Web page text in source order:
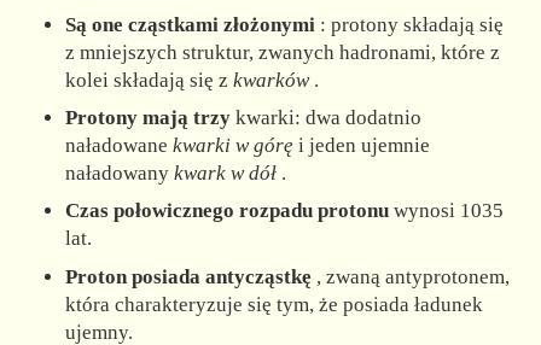
Są one cząstkami złożonymi : protony składają się
z mniejszych struktur, zwanych hadronami, które z
kolei składają się zkwarków.
Protony mają trzy kwarki: dwa dodatnio
naładowanekwarki w górę i jeden ujemnie
naładowanykwark w dół .
Czas połowicznego rozpadu protonu wynosi 1035
lat.
Proton posiada antycząstkę , zwaną antyprotonem,
która charakteryzuje się tym, że posiada ładunek
ujemny.